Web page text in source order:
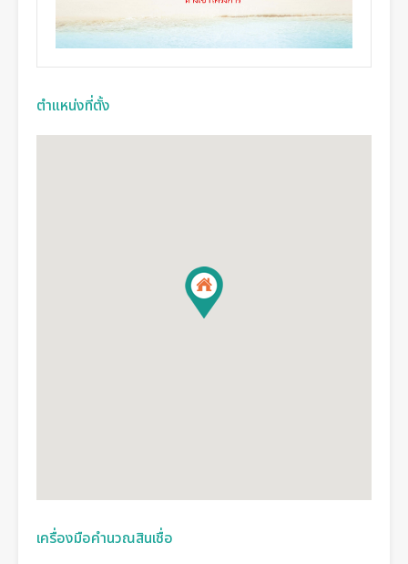
ตำแหน่งที่ตั้ง
เครื่องมือคำนวณสินเชื่อ